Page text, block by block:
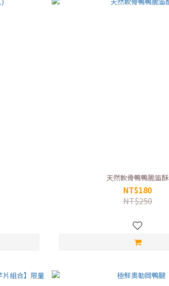
天然軟骨鴨鴨脆笛酥
NT$180
NT$250